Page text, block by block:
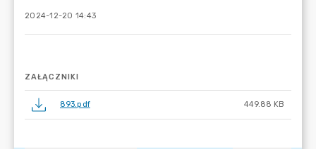
2024-12-20 14:43
ZAŁĄCZNIKI
893.pdf 449.88 KB